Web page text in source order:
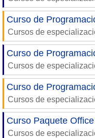
Curso de
Cursos de
Curso de
Cursos de
Curso de
Cursos de
Curso Paquete
Cursos de